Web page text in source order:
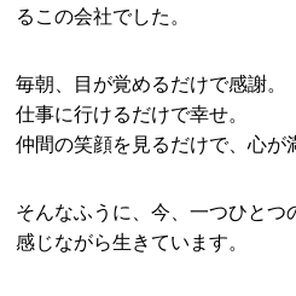
るこの会社でした。
毎朝、目が覚めるだけで感謝。
仕事に行けるだけで幸せ。
仲間の笑顔を見るだけで、心が
そんなふうに、今、一つひとつ
感じながら生きています。